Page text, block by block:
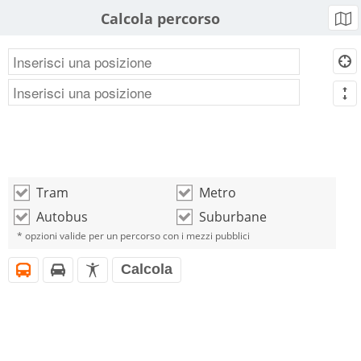
Calcola percorso b
d
m
o Tram o Metro
o Autobus o Suburbane
* opzioni valide per un percorso con i mezzi pubblici
i h l Calcola